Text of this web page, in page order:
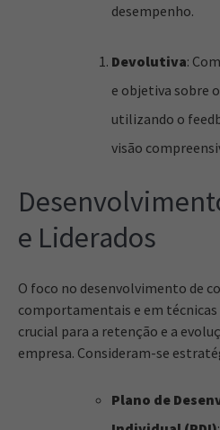
desempenho.
Devolutiva:
e objetiva sobre
utilizando o
visão
e Liderados
O foco no desenvolvimento de
comportamentais e em técnicas
crucial para a retenção e a
empresa. Consideram-se
Plano de